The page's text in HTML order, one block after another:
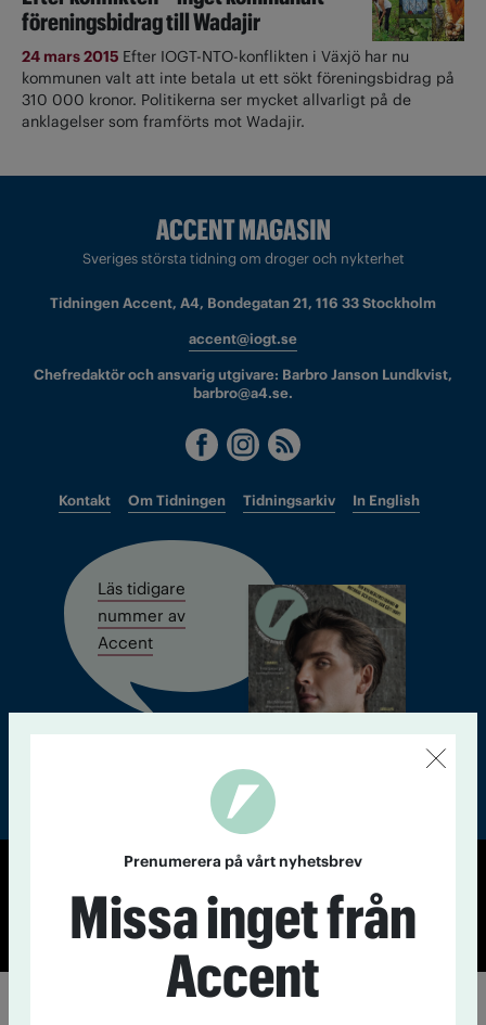
föreningsbidrag till Wadajir
24 mars 2015 Efter IOGT-NTO-konflikten i Växjö har nu
kommunen valt att inte betala ut ett sökt föreningsbidrag på
310 000 kronor. Politikerna ser mycket allvarligt på de
anklagelser som framförts mot Wadajir.
Sveriges största tidning om droger och nykterhet
Tidningen Accent, A4, Bondegatan 21, 116 33 Stockholm
accent@iogt.se
Chefredaktör och ansvarig utgivare: Barbro Janson Lundkvist,
barbro@a4.se.
Kontakt Om Tidningen Tidningsarkiv In English
Läs tidigare
nummer av
Accent
© Tidningen Accent 2026
Cookiepolicy
Personuppgiftspolicy
Prenumerera på vårt nyhetsbrev
Missa inget från
Accent